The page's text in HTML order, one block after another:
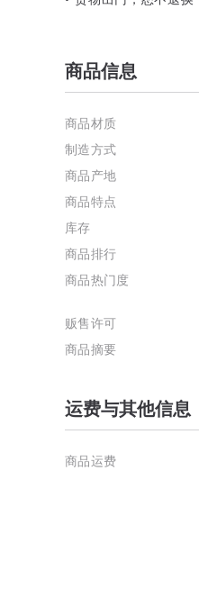
商品信息
商品材质
制造方式
商品产地
商品特点
库存
商品排行
商品热门度
贩售许可
商品摘要
运费与其他信息
商品运费